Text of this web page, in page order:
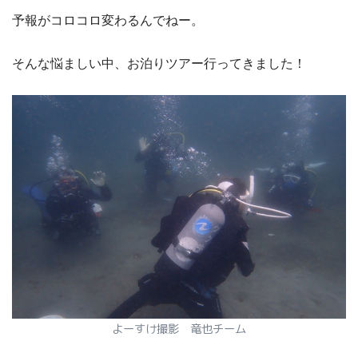
予報がコロコロ変わるんでねー。
そんな悩ましい中、お泊りツアー行ってきました！
よーすけ撮影 竜也チーム